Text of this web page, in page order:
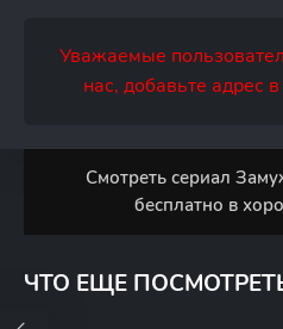
Уважаемые
нас, добавьте адрес
Смотреть сериал
бесплатно в
ЧТО ЕЩЕ